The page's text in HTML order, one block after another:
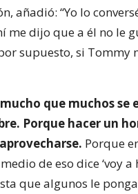
añadió: “Yo lo
me dijo que a él no le
supuesto, si Tommy
que muchos
Porque hacer un
Porque
de eso dice ‘voy a
que algunos le